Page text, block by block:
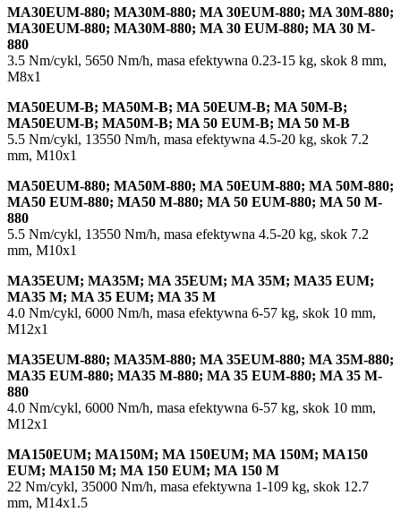
MA30EUM-880; MA30M-880; MA 30EUM-880; MA 30M-880;
MA30EUM-880; MA30M-880; MA 30 EUM-880; MA 30 M-
880
3.5 Nm/cykl, 5650 Nm/h, masa efektywna 0.23-15 kg, skok 8 mm,
M8x1
MA50EUM-B; MA50M-B; MA 50EUM-B; MA 50M-B;
MA50EUM-B; MA50M-B; MA 50 EUM-B; MA 50 M-B
5.5 Nm/cykl, 13550 Nm/h, masa efektywna 4.5-20 kg, skok 7.2
mm, M10x1
MA50EUM-880; MA50M-880; MA 50EUM-880; MA 50M-880;
MA50 EUM-880; MA50 M-880; MA 50 EUM-880; MA 50 M-
880
5.5 Nm/cykl, 13550 Nm/h, masa efektywna 4.5-20 kg, skok 7.2
mm, M10x1
MA35EUM; MA35M; MA 35EUM; MA 35M; MA35 EUM;
MA35 M; MA 35 EUM; MA 35 M
4.0 Nm/cykl, 6000 Nm/h, masa efektywna 6-57 kg, skok 10 mm,
M12x1
MA35EUM-880; MA35M-880; MA 35EUM-880; MA 35M-880;
MA35 EUM-880; MA35 M-880; MA 35 EUM-880; MA 35 M-
880
4.0 Nm/cykl, 6000 Nm/h, masa efektywna 6-57 kg, skok 10 mm,
M12x1
MA150EUM; MA150M; MA 150EUM; MA 150M; MA150
EUM; MA150 M; MA 150 EUM; MA 150 M
22 Nm/cykl, 35000 Nm/h, masa efektywna 1-109 kg, skok 12.7
mm, M14x1.5